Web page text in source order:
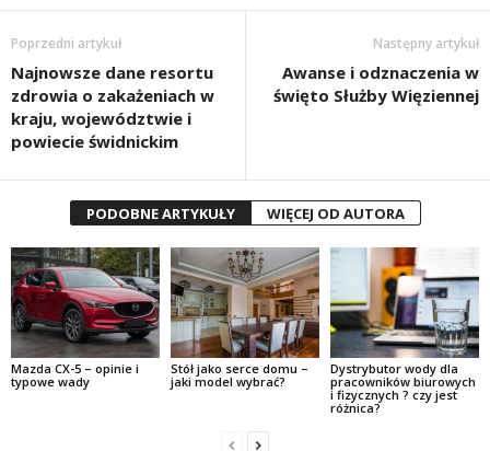
Poprzedni artykuł
Najnowsze dane resortu
zdrowia o zakażeniach w
kraju, województwie i
powiecie świdnickim
Następny artykuł
Awanse i odznaczenia w
święto Służby Więziennej
PODOBNE ARTYKUŁY WIĘCEJ OD AUTORA
Mazda CX-5 – opinie i
typowe wady
Stół jako serce domu –
jaki model wybrać?
Dystrybutor wody dla
pracowników biurowych
i fizycznych ? czy jest
różnica?